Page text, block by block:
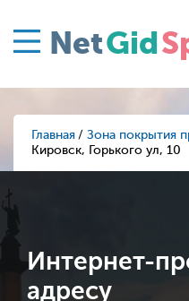
NetGid
Главная
Зона покрытия
Кировск, Горького ул, 10
Интернет-
адресу